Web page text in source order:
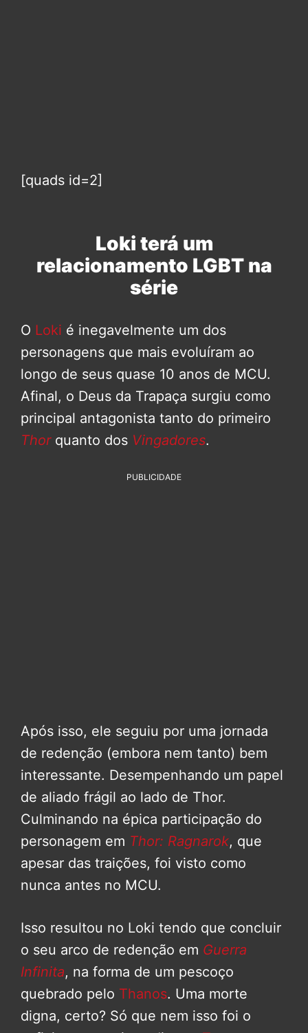
[quads id=2]
Loki terá um
relacionamento LGBT na
série
O Loki é inegavelmente um dos
personagens que mais evoluíram ao
longo de seus quase 10 anos de MCU.
Afinal, o Deus da Trapaça surgiu como
principal antagonista tanto do primeiro
Thorquanto dos Vingadores.
PUBLICIDADE
Após isso, ele seguiu por uma jornada
de redenção (embora nem tanto) bem
interessante. Desempenhando um papel
de aliado frágil ao lado de Thor.
Culminando na épica participação do
personagem em Thor: Ragnarok, que
apesar das traições, foi visto como
nunca antes no MCU.
Isso resultou no Loki tendo que concluir
o seu arco de redenção em Guerra
Infinita, na forma de um pescoço
quebrado pelo Thanos. Uma morte
digna, certo? Só que nem isso foi o